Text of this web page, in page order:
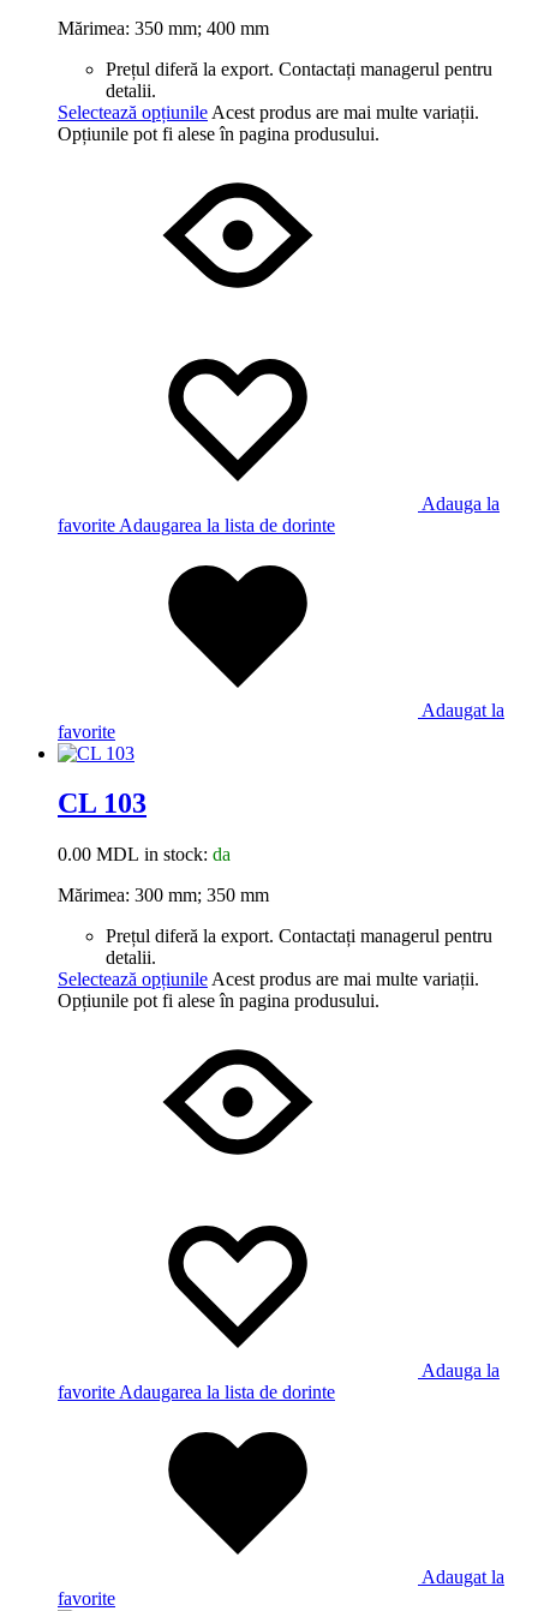
Mărimea: 350 mm; 400 mm
Prețul diferă la export. Contactați managerul pentru
detalii.
Selectează opțiunile Acest produs are mai multe variații.
Opțiunile pot fi alese în pagina produsului.
Adauga la
favorite Adaugarea la lista de dorinte
Adaugat la
favorite
CL 103
0.00 MDL in stock: da
Mărimea: 300 mm; 350 mm
Prețul diferă la export. Contactați managerul pentru
detalii.
Selectează opțiunile Acest produs are mai multe variații.
Opțiunile pot fi alese în pagina produsului.
Adauga la
favorite Adaugarea la lista de dorinte
Adaugat la
favorite